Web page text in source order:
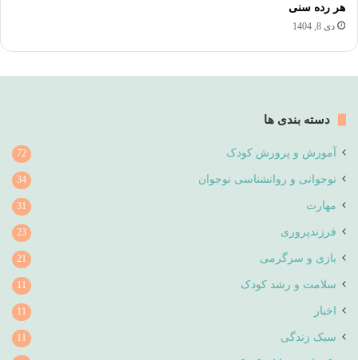
هر رده سنی
دی 8, 1404
دسته بندی ها
آموزش و پرورش کودک 72
نوجوانی و روانشناسی نوجوان 34
مهارت 31
فرزندپروری 23
بازی و سرگرمی 21
سلامت و رشد کودک 11
اخبار 11
سبک زندگی 11